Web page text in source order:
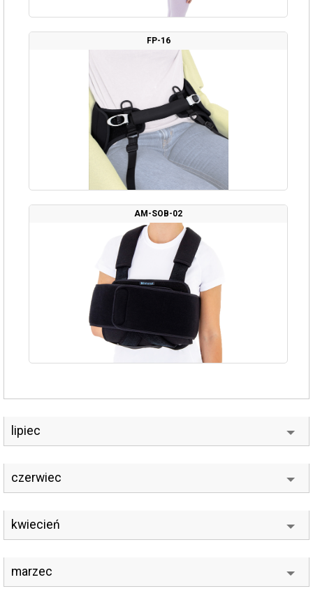
FP-16
AM-SOB-02
lipiec
czerwiec
kwiecień
marzec